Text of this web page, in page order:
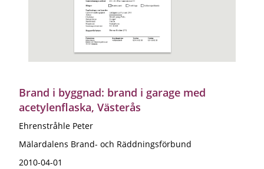
Brand i byggnad: brand i garage med
acetylenflaska, Västerås
Ehrenstråhle Peter
Mälardalens Brand- och Räddningsförbund
2010-04-01